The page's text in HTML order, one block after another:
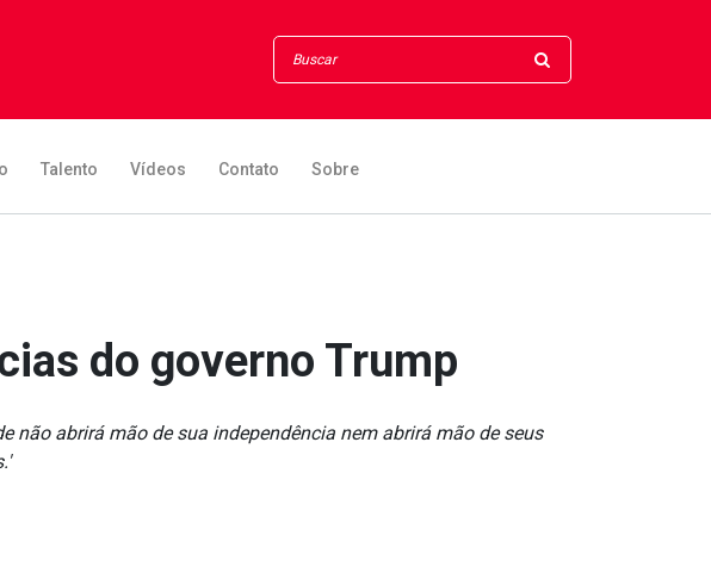
Talento Vídeos Contato Sobre
do governo Trump
não abrirá mão de sua independência nem abrirá mão de seus